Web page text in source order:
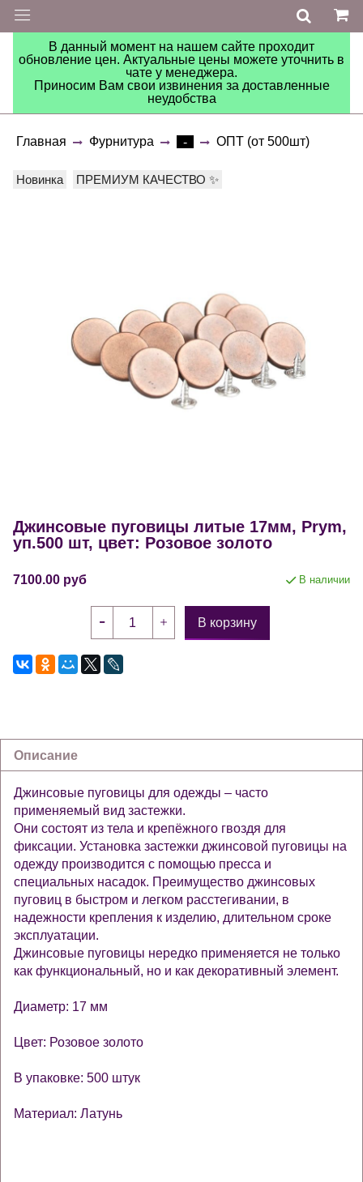
В данный момент на нашем сайте проходит
обновление цен. Актуальные цены можете уточнить в
чате у менеджера.
Приносим Вам свои извинения за доставленные
неудобства
Главная Фурнитура - ОПТ (от 500шт)
Новинка ПРЕМИУМ КАЧЕСТВО ✨
Джинсовые пуговицы литые 17мм, Prym,
уп.500 шт, цвет: Розовое золото
7100.00 руб В наличии
В корзину
Описание
Джинсовые пуговицы для одежды – часто
применяемый вид застежки.
Они состоят из тела и крепёжного гвоздя для
фиксации. Установка застежки джинсовой пуговицы на
одежду производится с помощью пресса и
специальных насадок. Преимущество джинсовых
пуговиц в быстром и легком расстегивании, в
надежности крепления к изделию, длительном сроке
эксплуатации.
Джинсовые пуговицы нередко применяется не только
как функциональный, но и как декоративный элемент.
Диаметр: 17 мм
Цвет: Розовое золото
В упаковке: 500 штук
Материал: Латунь